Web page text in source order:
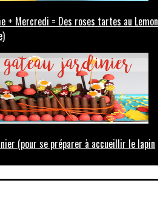
+ Mercredi = Des roses tartes au Lemon
(pour se préparer à accueillir le lapin